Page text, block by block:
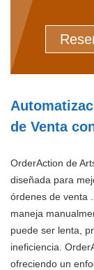
de Venta
OrderAction de
diseñada para
órdenes de venta
maneja
puede ser lenta,
ineficiencia.
ofreciendo un